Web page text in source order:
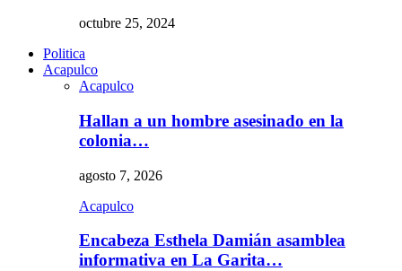
octubre 25, 2024
Politica
Acapulco
Acapulco
Hallan a un hombre asesinado en la
colonia…
agosto 7, 2026
Acapulco
Encabeza Esthela Damián asamblea
informativa en La Garita…